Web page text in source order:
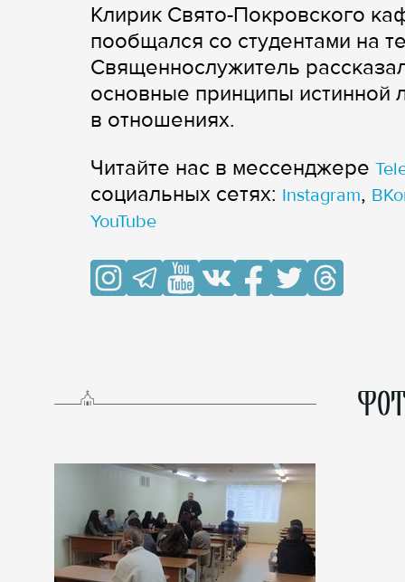
Клирик Свято-Покровского
пообщался со студентами на
Священнослужитель
основные принципы истинной
в отношениях.
Читайте нас в мессенджере
cоциальных сетях: Instagram,
YouTube